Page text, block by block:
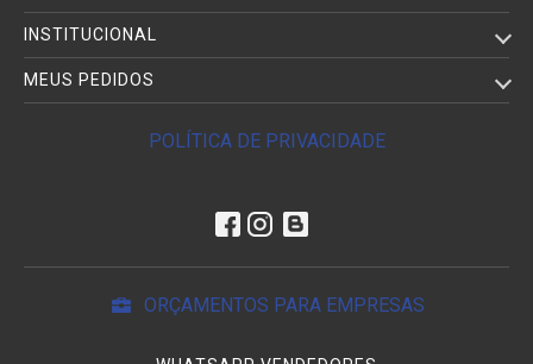
INSTITUCIONAL
MEUS PEDIDOS
POLÍTICA DE PRIVACIDADE
ORÇAMENTOS PARA EMPRESAS